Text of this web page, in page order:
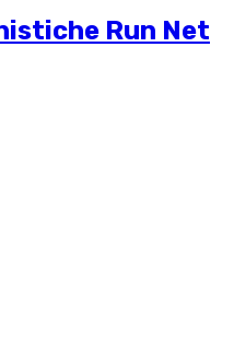
Run Net